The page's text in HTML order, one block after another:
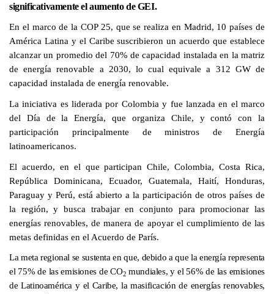
significativamente el aumento de GEI.
En el marco de la COP 25, que se realiza en Madrid, 10 países de
América Latina y el Caribe suscribieron un acuerdo que establece
alcanzar un promedio del 70% de capacidad instalada en la matriz
de energía renovable a 2030, lo cual equivale a 312 GW de
capacidad instalada de energía renovable.
La iniciativa es liderada por Colombia y fue lanzada en el marco
del Día de la Energía, que organiza Chile, y contó con la
participación principalmente de ministros de Energía
latinoamericanos.
El acuerdo, en el que participan Chile, Colombia, Costa Rica,
República Dominicana, Ecuador, Guatemala, Haití, Honduras,
Paraguay y Perú, está abierto a la participación de otros países de
la región, y busca trabajar en conjunto para promocionar las
energías renovables, de manera de apoyar el cumplimiento de las
metas definidas en el Acuerdo de París.
La meta regional se sustenta en que, debido a que la energía representa
el 75% de las emisiones de CO2 mundiales, y el 56% de las emisiones
de Latinoamérica y el Caribe, la masificación de energías renovables,